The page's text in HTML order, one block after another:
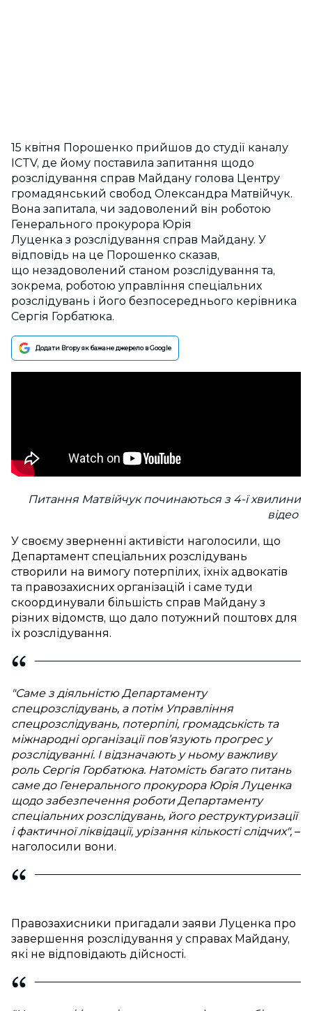
15 квітня Порошенко прийшов до студії каналу
ICTV, де йому поставила запитання щодо
розслідування справ Майдану голова Центру
громадянський свобод Олександра Матвійчук.
Вона запитала, чи задоволений він роботою
Генерального прокурора Юрія
Луценка з розслідування справ Майдану. У
відповідь на це Порошенко сказав,
що незадоволений станом розслідування та,
зокрема, роботою управління спеціальних
розслідувань і його безпосереднього керівника
Сергія Горбатюка.
Додати Вгору як бажане джерело в Google
Питання Матвійчук починаються з 4-ї хвилини
відео
У своєму зверненні активісти наголосили, що
Департамент спеціальних розслідувань
створили на вимогу потерпілих, їхніх адвокатів
та правозахисних організацій і саме туди
скоординували більшість справ Майдану з
різних відомств, що дало потужний поштовх для
їх розслідування.
"Саме з діяльністю Департаменту
спецрозслідувань, а потім Управління
спецрозслідувань, потерпілі, громадськість та
міжнародні організації пов’язують прогрес у
розслідуванні. І відзначають у ньому важливу
роль Сергія Горбатюка. Натомість багато питань
саме до Генерального прокурора Юрія Луценка
щодо забезпечення роботи Департаменту
спеціальних розслідувань, його реструктуризації
і фактичної ліквідації, урізання кількості слідчих", –
наголосили вони.
Правозахисники пригадали заяви Луценка про
завершення розслідування у справах Майдану,
які не відповідають дійсності.